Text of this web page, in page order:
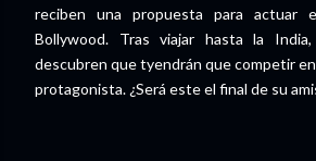
reciben una propuesta para actuar
Bollywood. Tras viajar hasta la
descubren que tyendrán que competir
protagonista. ¿Será este el final de su